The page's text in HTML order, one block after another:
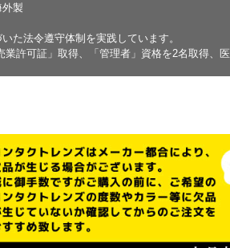
製
た法令遵守体制を実践しています。
業許可証」取得、「管理者」資格を2名取得、